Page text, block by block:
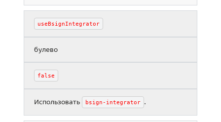
useBsignIntegrator
булево
false
Использовать bsign-integrator .